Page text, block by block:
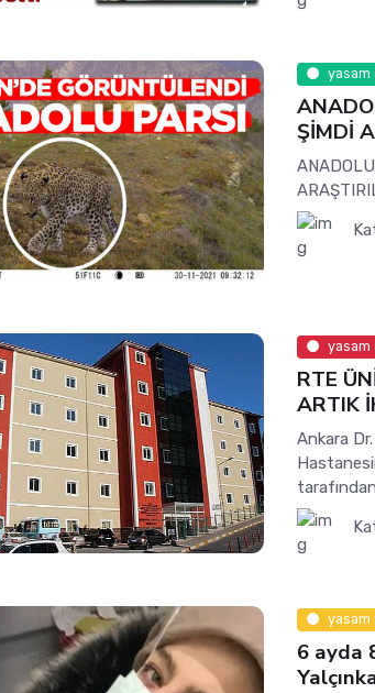
yasam
ŞİMDİ
yasam
RTE
ARTIK
Ankara
yasam
6 ayda